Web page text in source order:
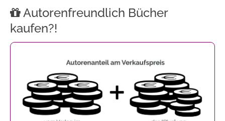
Autorenfreundlich Bücher
kaufen?!